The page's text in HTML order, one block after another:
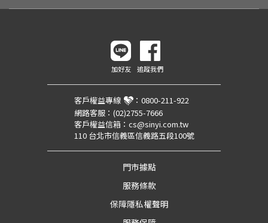
加好友 追蹤我們
客戶權益專線 ： 0800-211-922
網路客服： (02)2755-7666
客戶權益信箱： cs@sinyi.com.tw
110 台北市信義區信義路五段100號
門市據點
服務條款
保障隱私權聲明